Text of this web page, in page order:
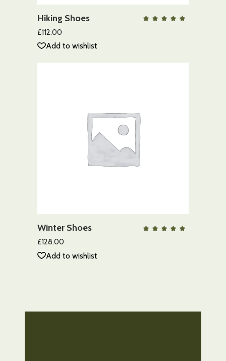
QUICK VIEW
Hiking Shoes
£112.00
Add to wishlist
QUICK VIEW
Winter Shoes
£128.00
Add to wishlist